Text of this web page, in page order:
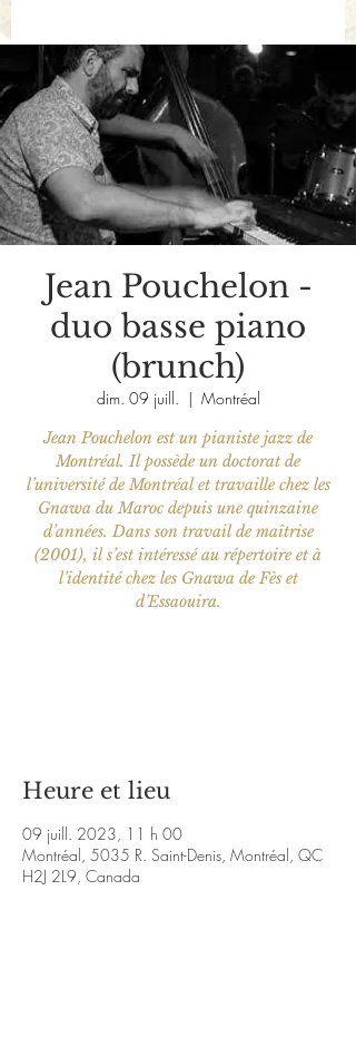
Jean Pouchelon -
duo basse piano
(brunch)
dim. 09 juill.
  |
Montréal
Jean Pouchelon est un pianiste jazz de
Montréal. Il possède un doctorat de
l’université de Montréal et travaille chez les
Gnawa du Maroc depuis une quinzaine
d’années. Dans son travail de maîtrise
(2001), il s’est intéressé au répertoire et à
l’identité chez les Gnawa de Fès et
d’Essaouira.
Heure et lieu
09 juill. 2023, 11 h 00
Montréal, 5035 R. Saint-Denis, Montréal, QC
H2J 2L9, Canada